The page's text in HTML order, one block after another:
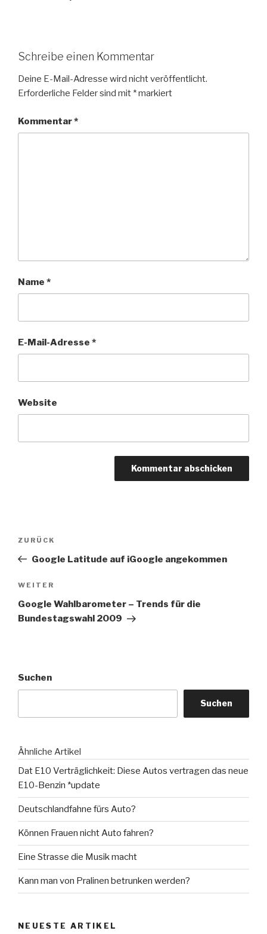
Schreibe einen Kommentar
Deine E-Mail-Adresse wird nicht veröffentlicht.
Erforderliche Felder sind mit *markiert
Kommentar*
Name *
E-Mail-Adresse *
Website
Beitragsnavigation
Vorheriger
Beitrag
ZURÜCK
Google Latitude auf iGoogle angekommen
Nächster
Beitrag
WEITER
Google Wahlbarometer – Trends für die
Bundestagswahl 2009
Suchen
Suchen
Ähnliche Artikel
Dat E10 Verträglichkeit: Diese Autos vertragen das neue
E10-Benzin *update
Deutschlandfahne fürs Auto?
Können Frauen nicht Auto fahren?
Eine Strasse die Musik macht
Kann man von Pralinen betrunken werden?
NEUESTE ARTIKEL